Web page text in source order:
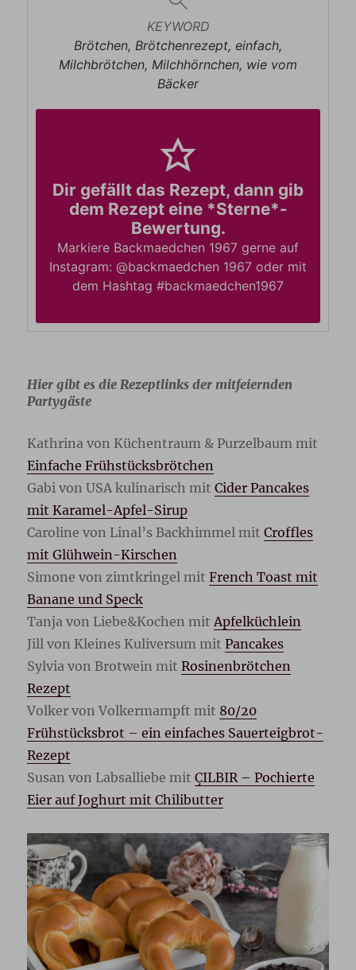
KEYWORD
Brötchen, Brötchenrezept, einfach,
Milchbrötchen, Milchhörnchen, wie vom
Bäcker
Dir gefällt das Rezept, dann gib
dem Rezept eine *Sterne*-
Bewertung.
Markiere Backmaedchen 1967 gerne auf
Instagram: @backmaedchen 1967 oder mit
dem Hashtag #backmaedchen1967
Hier gibt es die Rezeptlinks der mitfeiernden
Partygäste
Kathrina von Küchentraum & Purzelbaum mit
Einfache Frühstücksbrötchen
Gabi von USA kulinarisch mitCider Pancakes
mit Karamel-Apfel-Sirup
Caroline von Linal’s Backhimmel mitCroffles
mit Glühwein-Kirschen
Simone von zimtkringel mitFrench Toast mit
Banane und Speck
Tanja von Liebe&Kochen mitApfelküchlein
Jill von Kleines Kuliversum mitPancakes
Sylvia von Brotwein mitRosinenbrötchen
Rezept
Volker von Volkermampft mit 80/20
Frühstücksbrot – ein einfaches Sauerteigbrot-
Rezept
Susan von Labsalliebe mitÇILBIR – Pochierte
Eier auf Joghurt mit Chilibutter